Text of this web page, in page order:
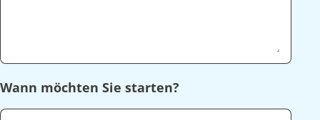
Wann möchten Sie starten?